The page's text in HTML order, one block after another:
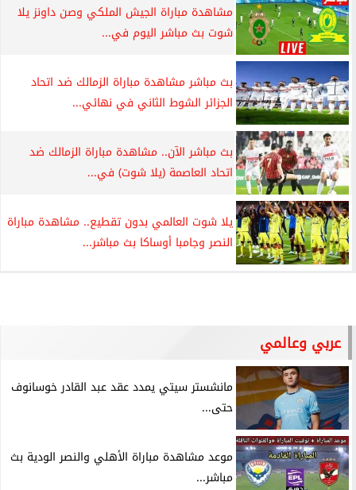
مشاهدة مباراة الجيش الملكي وصن داونز يلا
شوت بث مباشر اليوم في...
بث مباشر مشاهدة مباراة الزمالك ضد اتحاد
الجزائر الشوط الثاني في نهائي...
بث مباشر الآن.. مشاهدة مباراة الزمالك ضد
اتحاد العاصمة (يلا شوت) في...
يلا شوت العالمي بدون تقطيع.. مشاهدة مباراة
النصر وجامبا أوساكا بث مباشر...
عربي وعالمي
مانشستر سيتي يمدد عقد عبد القادر خوسانوف
حتى...
موعد مشاهدة مباراة الأهلي والنصر الودية بث
مباشر...